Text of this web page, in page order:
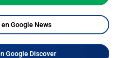
en Google News
Google Discover